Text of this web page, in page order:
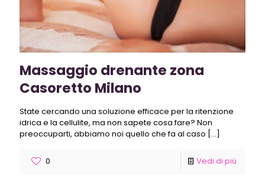
Massaggio drenante zona
Casoretto Milano
State cercando una soluzione efficace per la ritenzione
idrica e la cellulite, ma non sapete cosa fare? Non
preoccuparti, abbiamo noi quello che fa al caso […]
0 Vedi di più